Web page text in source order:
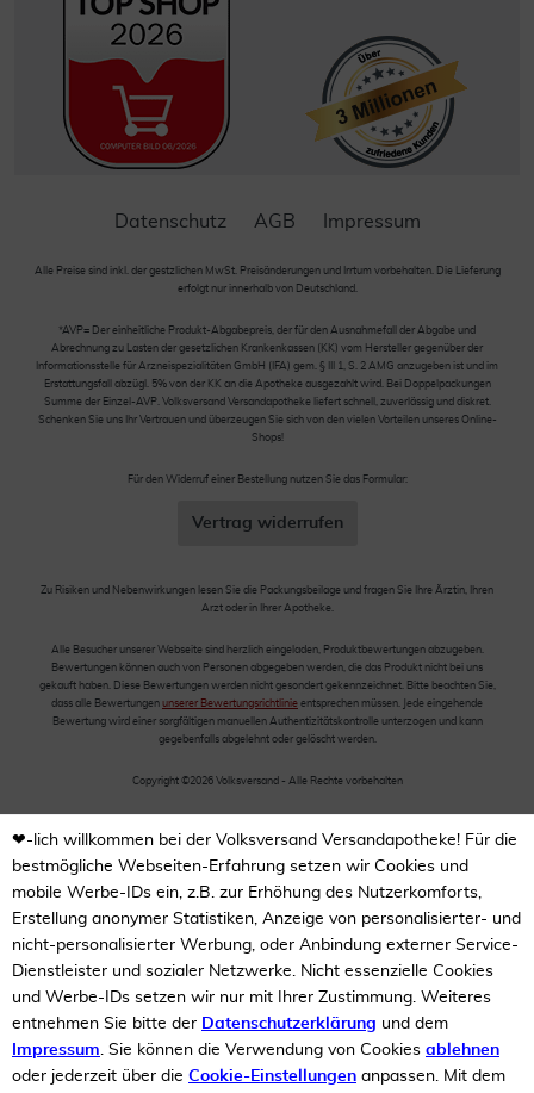
Datenschutz AGB Impressum
Alle Preise sind inkl. der gestzlichen MwSt. Preisänderungen und Irrtum vorbehalten. Die Lieferung
erfolgt nur innerhalb von Deutschland.
*AVP= Der einheitliche Produkt-Abgabepreis, der für den Ausnahmefall der Abgabe und
Abrechnung zu Lasten der gesetzlichen Krankenkassen (KK) vom Hersteller gegenüber der
Informationsstelle für Arzneispezialitäten GmbH (IFA) gem. § III 1, S. 2 AMG anzugeben ist und im
Erstattungsfall abzügl. 5% von der KK an die Apotheke ausgezahlt wird. Bei Doppelpackungen
Summe der Einzel-AVP. Volksversand Versandapotheke liefert schnell, zuverlässig und diskret.
Schenken Sie uns Ihr Vertrauen und überzeugen Sie sich von den vielen Vorteilen unseres Online-
Shops!
Für den Widerruf einer Bestellung nutzen Sie das Formular:
Vertrag widerrufen
Zu Risiken und Nebenwirkungen lesen Sie die Packungsbeilage und fragen Sie Ihre Ärztin, Ihren
Arzt oder in Ihrer Apotheke.
Alle Besucher unserer Webseite sind herzlich eingeladen, Produktbewertungen abzugeben.
Bewertungen können auch von Personen abgegeben werden, die das Produkt nicht bei uns
gekauft haben. Diese Bewertungen werden nicht gesondert gekennzeichnet. Bitte beachten Sie,
dass alle Bewertungen unserer Bewertungsrichtlinie entsprechen müssen. Jede eingehende
Bewertung wird einer sorgfältigen manuellen Authentizitätskontrolle unterzogen und kann
gegebenfalls abgelehnt oder gelöscht werden.
Copyright ©2026 Volksversand - Alle Rechte vorbehalten
❤-lich willkommen bei der Volksversand Versandapotheke! Für die
bestmögliche Webseiten-Erfahrung setzen wir Cookies und
mobile Werbe-IDs ein, z.B. zur Erhöhung des Nutzerkomforts,
Erstellung anonymer Statistiken, Anzeige von personalisierter- und
nicht-personalisierter Werbung, oder Anbindung externer Service-
Dienstleister und sozialer Netzwerke. Nicht essenzielle Cookies
und Werbe-IDs setzen wir nur mit Ihrer Zustimmung. Weiteres
entnehmen Sie bitte der Datenschutzerklärung und dem
Impressum. Sie können die Verwendung von Cookies ablehnen
oder jederzeit über die Cookie-Einstellungen anpassen. Mit dem